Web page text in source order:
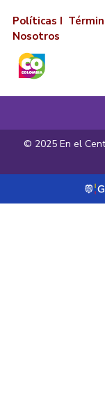
Políticas I
Nosotros
© 2025 En el